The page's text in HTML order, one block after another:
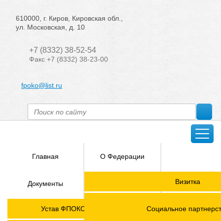
610000, г. Киров, Кировская обл.,
ул. Московская, д. 10
+7 (8332) 38-52-54
Факс +7 (8332) 38-23-00
fpoko@list.ru
Главная О Федерации
Визитка
Документы
Устав ФПОКО с изменениями от 2026 года
Социальное
Членские